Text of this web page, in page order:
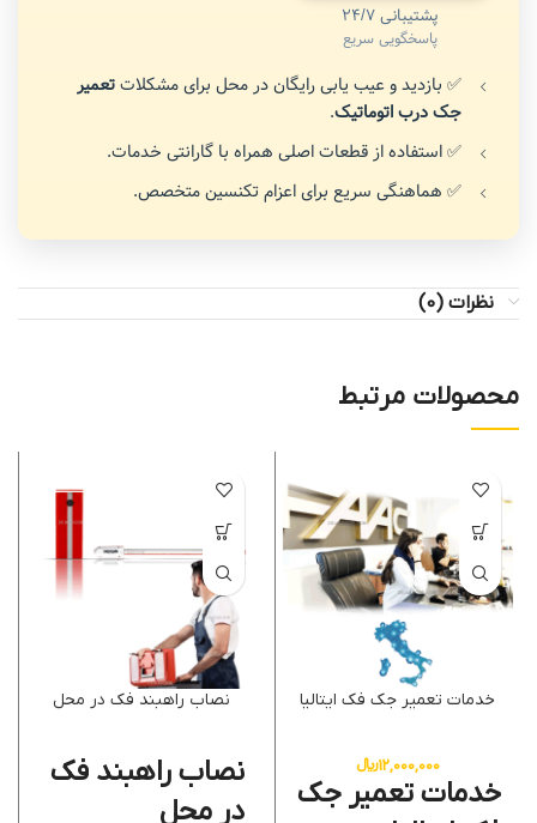
پشتیبانی 24/7
پاسخگویی سریع
✅ بازدید و عیب یابی رایگان در محل برای مشکلاتتعمیر
جک درب اتوماتیک.
✅ استفاده از قطعات اصلی همراه با گارانتی خدمات.
✅ هماهنگی سریع برای اعزام تکنسین متخصص.
نظرات (0)
محصولات مرتبط
خدمات تعمیر جک فک ایتالیا
12,000,000﷼
خدمات تعمیر جک
نصاب راهبند فک در محل
نصاب راهبند فک
در محل